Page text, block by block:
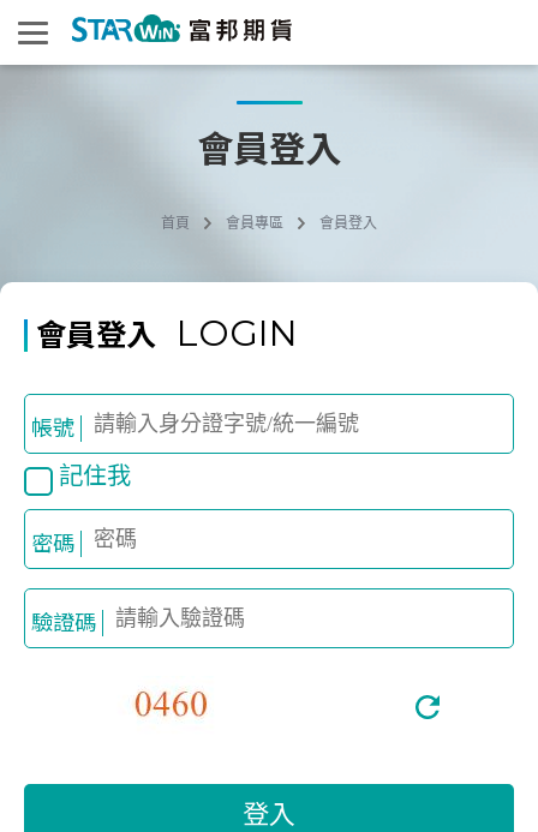
會員登入
首頁 會員專區 會員登入
會員登入 LOGIN
帳號
記住我
密碼
驗證碼
登入